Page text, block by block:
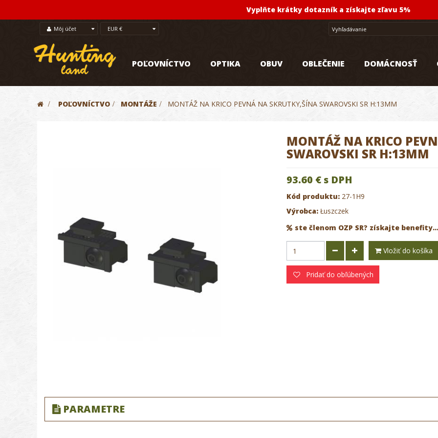
Vyplňte krátky dotazník a získajte zľavu 5%
Môj účet EUR €
POĽOVNÍCTVO OPTIKA OBUV OBLEČENIE DOMÁCNOSŤ
> POĽOVNÍCTVO > MONTÁŽE > MONTÁŽ NA KRICO PEVNÁ NA SKRUTKY,ŠÍNA SWAROVSKI SR H:13MM
MONTÁŽ NA KRICO
SWAROVSKI SR H:13MM
93.60 €s DPH
Kód produktu: 27-1H9
Výrobca: Łuszczek
ste členom OZP SR? získajte benefity...
Vložiť do košíka
Pridať do obľúbených
PARAMETRE